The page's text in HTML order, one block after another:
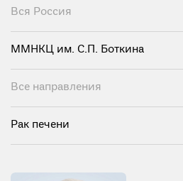
Вся Россия
ММНКЦ им. С.П. Боткина
Все направления
Рак печени